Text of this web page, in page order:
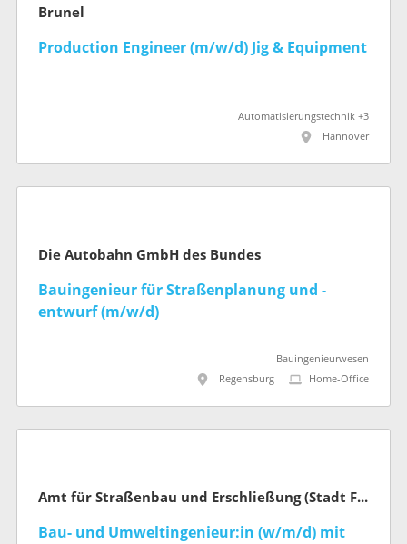
Brunel
Production Engineer (m/w/d) Jig & Equipment
Automatisierungstechnik +3
Hannover
Die Autobahn GmbH des Bundes
Bauingenieur für Straßenplanung und -
entwurf (m/w/d)
Bauingenieurwesen
Regensburg
Home-Office
Amt für Straßenbau und Erschließung (Stadt Frankfurt am Main)
Bau- und Umweltingenieur:in (w/m/d) mit